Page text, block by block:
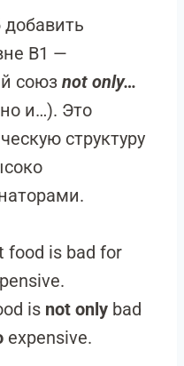
B1 —
союз not only…
и…). Это
структуру
food is bad for
is not only bad
expensive.